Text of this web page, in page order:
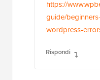
https://
guide/
wordpress-
Rispondi